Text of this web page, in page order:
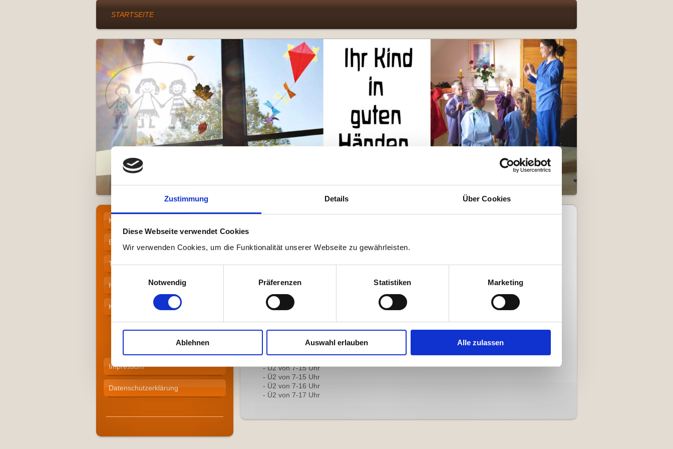
Zustimmung Details Über Cookies
Diese Webseite verwendet Cookies
Wir verwenden Cookies, um die Funktionalität unserer Webseite zu gewährleisten.
Einwilligungsauswahl
Notwendig
Präferenzen Statistiken Marketing
Ablehnen Auswahl erlauben Alle zulassen
STARTSEITE
der Einrichtung durch die Kita-Leitung in der Vorstellung unseres pädagogischen Konzeptes
und der Konzeptschwerpunkte.
Aufnahme, Betreuungskosten usw.
Wir freuen uns auf Ihre telefonische oder Terminanfrage.
- U2 von 7-15 Uhr
- Ü2 von 7-15 Uhr
- Ü2 von 7-16 Uhr
- Ü2 von 7-17 Uhr
Konzepte
Elternarbeit
Tageslauf
Historisches
Kontakt / Öffnungszeiten
Anmeldung
Impressum
Datenschutzerklärung